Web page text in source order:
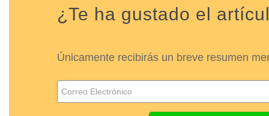
¿Te ha gustado el
Únicamente recibirás un breve resumen